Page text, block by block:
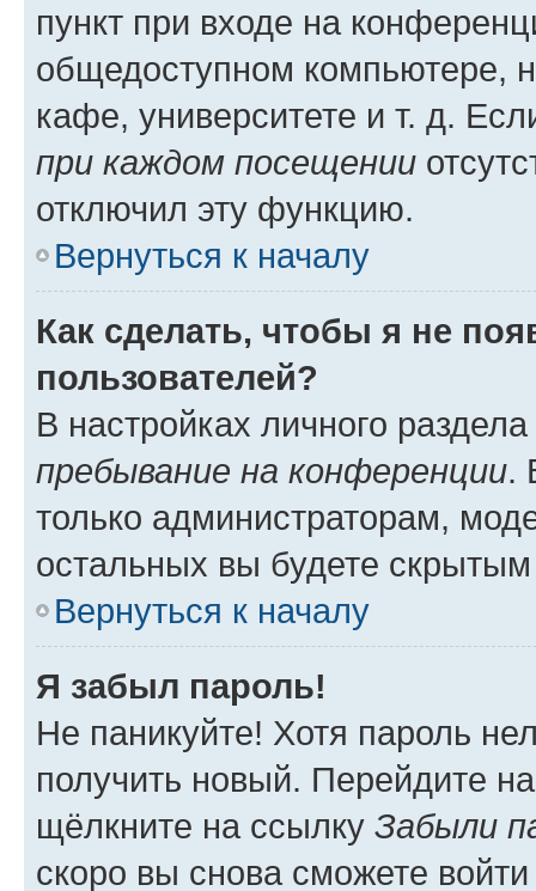
пункт при входе на
общедоступном компьютере,
кафе, университете и т. д.
при каждом посещении
отключил эту функцию.
Вернуться к началу
Как сделать, чтобы я не
пользователей?
В настройках личного
пребывание на конференции.
только администраторам,
остальных вы будете
Вернуться к началу
Я забыл пароль!
Не паникуйте! Хотя пароль
получить новый. Перейдите
щёлкните на ссылку Забыли
скоро вы снова сможете